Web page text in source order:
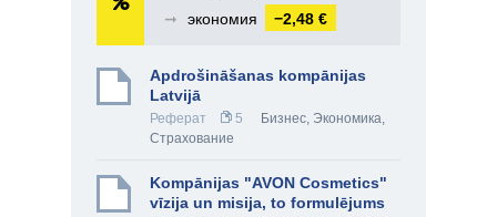
➞
экономия −2,48 €
Apdrošināšanas kompānijas
Latvijā
Реферат 5 Бизнес, Экономика,
Страхование
Kompānijas "AVON Cosmetics"
vīzija un misija, to formulējums